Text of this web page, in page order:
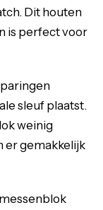
Dit houten
is perfect voor
sleuf plaatst.
weinig
er gemakkelijk